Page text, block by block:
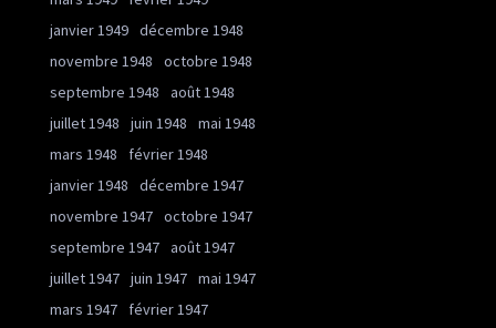
janvier 1949 décembre 1948
novembre 1948
octobre 1948
septembre 1948
août 1948
juillet 1948
juin 1948
mai 1948
mars 1948
février 1948
janvier 1948
décembre 1947
novembre 1947 octobre 1947
septembre 1947 août 1947
juillet 1947 juin 1947 mai 1947
mars 1947
février 1947